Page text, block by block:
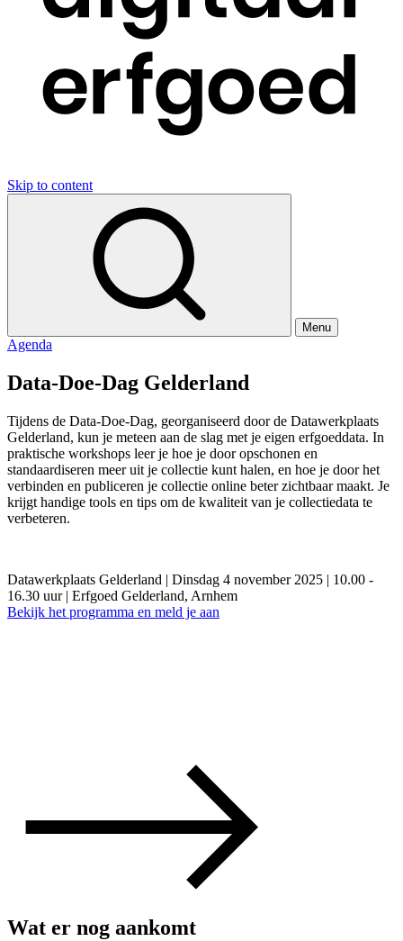
Skip to content
Menu
Agenda
Data-Doe-Dag Gelderland
Tijdens de Data-Doe-Dag, georganiseerd door de Datawerkplaats
Gelderland, kun je meteen aan de slag met je eigen erfgoeddata. In
praktische workshops leer je hoe je door opschonen en
standaardiseren meer uit je collectie kunt halen, en hoe je door het
verbinden en publiceren je collectie online beter zichtbaar maakt. Je
krijgt handige tools en tips om de kwaliteit van je collectiedata te
verbeteren.
Datawerkplaats Gelderland | Dinsdag 4 november 2025 | 10.00 -
16.30 uur | Erfgoed Gelderland, Arnhem
Bekijk het programma en meld je aan
Wat er nog aankomt